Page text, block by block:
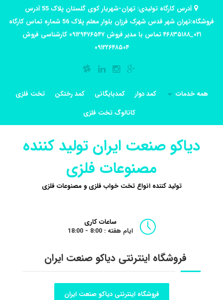
آدرس کارگاه تولیدی: تهران-شهریار کوی گلستان پلاک 55 آدرس
فروشگاه:تهران شهر قدس شهرک فرزان بلوار معلم پلاک 56 شماره تماس کارگاه
۰۲۱_۴۶۸۳۵۱۸۸ تماس با مدیر فروش ۰۹۱۲۹۴۷۶۵۴۷ کارشناسی فروش
۰۹۱۲۲۶۴۸۵۰۴
همه خدمات کمد دوار کمدبایگانی کمد رختکن
تخت فلزی
کاتالوگ تخت فلزی
دیاکو صنعت ایران تولید کننده
مصنوعات فلزی
تولید کننده انواع تخت خواب فلزی و مصنوعات فلزی
ساعات کاری
ایام هفته : 8:00 - 18:00
فروشگاه اینترنتی دیاکو صنعت ایران
فروشگاه اینترنتی دیاکو صنعت ایران